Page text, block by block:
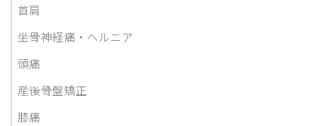
首肩
坐骨神経痛・ヘルニア
頭痛
産後骨盤矯正
膝痛